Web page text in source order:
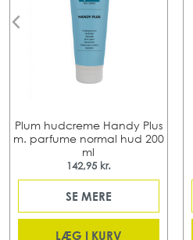
Plum hudcreme Handy Plus
m. parfume normal hud 200
ml
142,95 kr.
SE MERE
LÆG I KURV